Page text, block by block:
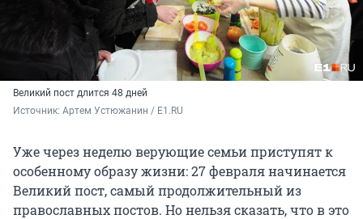
Великий пост длится 48 дней
Источник: Артем Устюжанин / E1.RU
Уже через неделю верующие семьи приступят к
особенному образу жизни: 27 февраля начинается
Великий пост, самый продолжительный из
православных постов. Но нельзя сказать, что в это